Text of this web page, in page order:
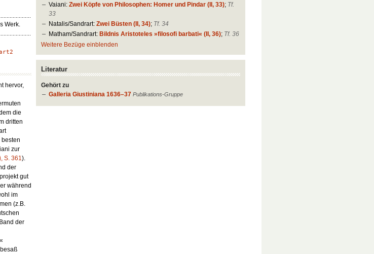
Vaiani:Zwei Köpfe von Philosophen: Homer und Pindar (II, 33); Tf.
33
Natalis/Sandrart:Zwei Büsten (II, 34); Tf. 34
Matham/Sandrart:Bildnis Aristoteles »filosofi barbati« (II, 36); Tf. 36
Weitere Bezüge einblenden
Literatur
Gehört zu
Galleria Giustiniana 1636–37 Publikations-Gruppe
Werk.
hervor,
die
dritten
zur
S. 361 ).
der
gut
während
im
(z.B.
der